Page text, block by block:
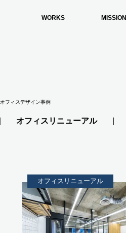
WORKS MISSION
オフィスデザイン事例
オフィスリニューアル
オフィスリニューアル